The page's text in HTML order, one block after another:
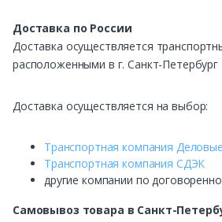
Доставка по России
Доставка осуществляется
расположенными в г. Санкт-Петербург
Доставка осуществляется на выбор:
Транспортная компания
Транспортная компания СДЭК
другие компании по
Самовывоз товара в Санкт-